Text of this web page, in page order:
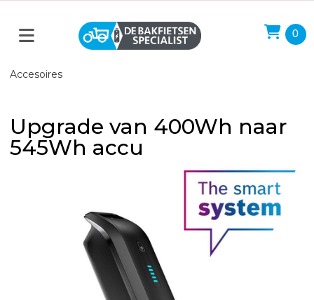
0
Accesoires
Upgrade van 400Wh naar
545Wh accu